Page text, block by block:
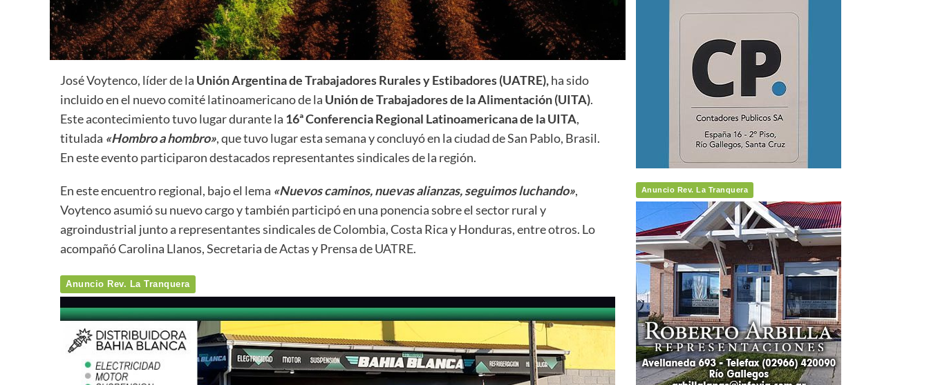
José Voytenco, líder de la Unión Argentina de Trabajadores Rurales y Estibadores (UATRE),ha sido
incluido en el nuevo comité latinoamericano de la Unión de Trabajadores de la Alimentación (UITA).
Este acontecimiento tuvo lugar durante la 16ª Conferencia Regional Latinoamericana de la UITA,
titulada «Hombro a hombro», que tuvo lugar esta semana y concluyó en la ciudad de San Pablo, Brasil.
En este evento participaron destacados representantes sindicales de la región.
En este encuentro regional, bajo el lema «Nuevos caminos, nuevas alianzas, seguimos luchando»,
Voytenco asumió su nuevo cargo y también participó en una ponencia sobre el sector rural y
agroindustrial junto a representantes sindicales de Colombia, Costa Rica y Honduras, entre otros. Lo
acompañó Carolina Llanos, Secretaria de Actas y Prensa de UATRE.
Anuncio Rev. La Tranquera
Anuncio Rev. La Tranquera